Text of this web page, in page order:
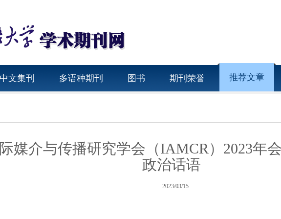
中文集刊 多语种期刊 图书 期刊荣誉 推荐文章
媒介与传播研究学会（IAMCR）2023年
政治话语
2023/03/15